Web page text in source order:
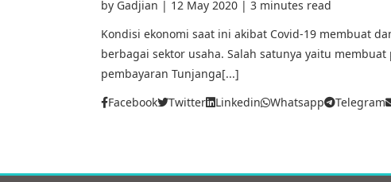
by Gadjian | 12 May 2020 | 3 minutes read
Kondisi ekonomi saat ini akibat Covid-19 membuat
berbagai sektor usaha. Salah satunya yaitu
pembayaran Tunjanga[...]
Facebook
Twitter Linkedin Whatsapp Telegram